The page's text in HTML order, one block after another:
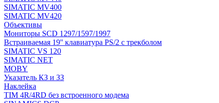
SIMATIC MV400
SIMATIC MV420
Объективы
Мониторы SCD 1297/1597/1997
Встраиваемая 19'' клавиатура PS/2 с трекболом
SIMATIC VS 120
SIMATIC NET
MOBY
Указатель КЗ и ЗЗ
Наклейка
TIM 4R/4RD без встроенного модема